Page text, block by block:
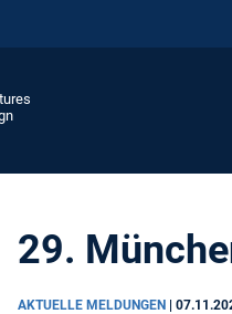
29.
AKTUELLE MELDUNGEN |